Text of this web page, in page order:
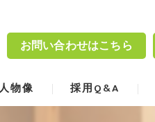
お問い合わせはこちら
物像 採用Q&A